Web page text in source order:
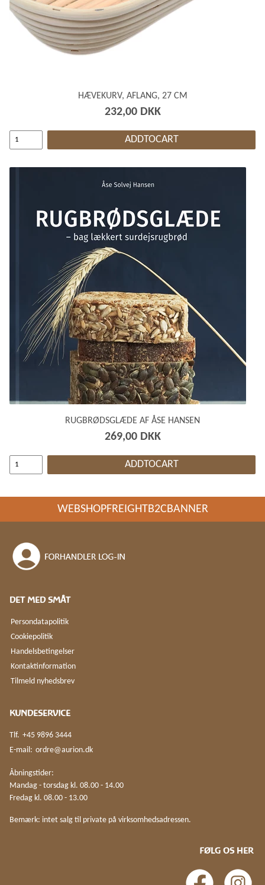
HÆVEKURV, AFLANG, 27 CM
232,00 DKK
ADDTOCART
RUGBRØDSGLÆDE AF ÅSE HANSEN
269,00 DKK
ADDTOCART
WEBSHOPFREIGHTB2CBANNER
DET MED SMÅT
Persondatapolitik
Cookiepolitik
Handelsbetingelser
Kontaktinformation
Tilmeld nyhedsbrev
KUNDESERVICE
Tlf. +45 9896 3444
E-mail: ordre@aurion.dk
Åbningstider:
Mandag - torsdag kl. 08.00 - 14.00
Fredag kl. 08.00 - 13.00
Bemærk: intet salg til private på virksomhedsadressen.
FØLG OS HER